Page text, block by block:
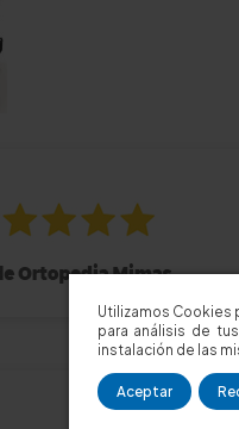
Utilizamos Cookies
para análisis de
instalación de las
Aceptar